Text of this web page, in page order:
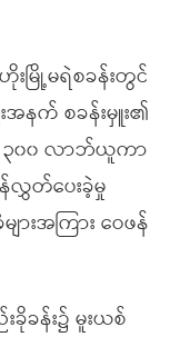
းမြို့မရဲစခန်းတွင်
အနက် စခန်းမှူး၏
၃၀၀ လာဘ်ယူကာ
လွှတ်ပေးခဲ့မှု
ားအကြား ဝေဖန်
ခန်း၌ မူးယစ်